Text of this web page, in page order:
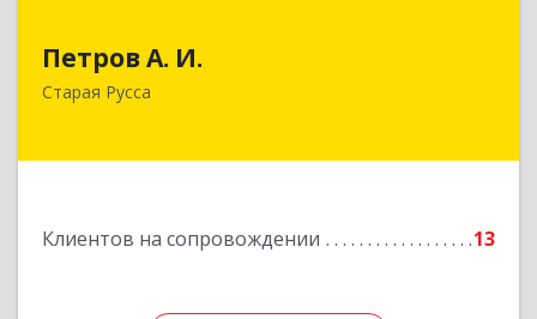
Петров А. И.
Старая Русса
Клиентов на сопровождении 13